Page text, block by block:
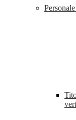
Personale